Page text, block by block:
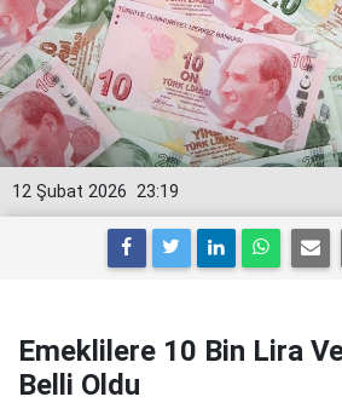
23:19
12 Şubat 2026
Emeklilere 10 Bin Lira
Belli Oldu